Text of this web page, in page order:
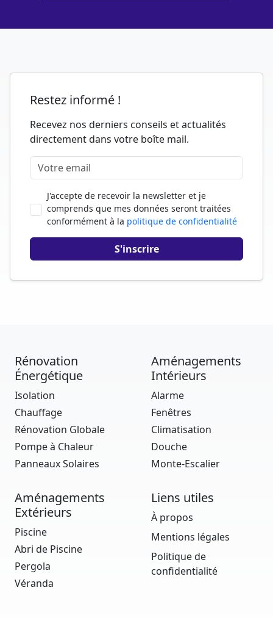
Restez informé !
Recevez nos derniers conseils et actualités
directement dans votre boîte mail.
J'accepte de recevoir la newsletter et je
comprends que mes données seront traitées
conformément à la politique de confidentialité
Rénovation
Énergétique
Isolation
Chauffage
Rénovation Globale
Pompe à Chaleur
Panneaux Solaires
Aménagements
Intérieurs
Alarme
Fenêtres
Climatisation
Douche
Monte-Escalier
Aménagements
Extérieurs
Piscine
Abri de Piscine
Pergola
Véranda
Liens utiles
À propos
Mentions légales
Politique de
confidentialité